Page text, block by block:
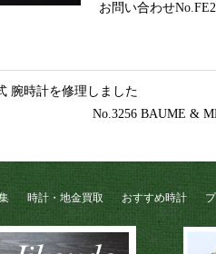
お問い合わせ
腕時計を修理しました
No.3256 BAUME &
時計・地金買取 おすすめ時計